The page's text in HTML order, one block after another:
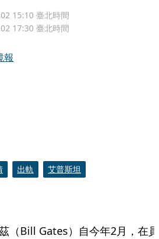
15:10 臺北時間
17:30 臺北時間
報
出軌 艾普斯坦
（Bill Gates）自今年2月，在員